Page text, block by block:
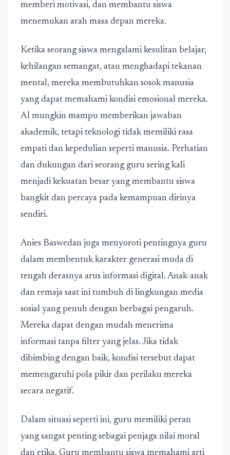
memberi motivasi, dan membantu siswa
menemukan arah masa depan mereka.
Ketika seorang siswa mengalami kesulitan belajar,
kehilangan semangat, atau menghadapi tekanan
mental, mereka membutuhkan sosok manusia
yang dapat memahami kondisi emosional mereka.
AI mungkin mampu memberikan jawaban
akademik, tetapi teknologi tidak memiliki rasa
empati dan kepedulian seperti manusia. Perhatian
dan dukungan dari seorang guru sering kali
menjadi kekuatan besar yang membantu siswa
bangkit dan percaya pada kemampuan dirinya
sendiri.
Anies Baswedan juga menyoroti pentingnya guru
dalam membentuk karakter generasi muda di
tengah derasnya arus informasi digital. Anak-anak
dan remaja saat ini tumbuh di lingkungan media
sosial yang penuh dengan berbagai pengaruh.
Mereka dapat dengan mudah menerima
informasi tanpa filter yang jelas. Jika tidak
dibimbing dengan baik, kondisi tersebut dapat
memengaruhi pola pikir dan perilaku mereka
secara negatif.
Dalam situasi seperti ini, guru memiliki peran
yang sangat penting sebagai penjaga nilai moral
dan etika. Guru membantu siswa memahami arti